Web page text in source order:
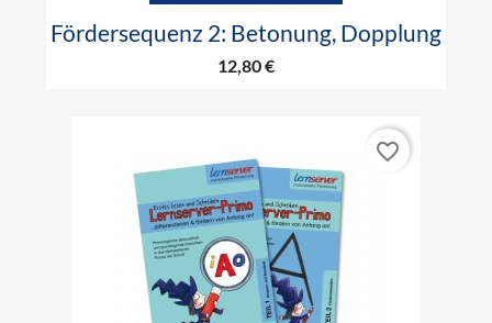
Fördersequenz 2: Betonung, Dopplung
12,80 €
favorite_border